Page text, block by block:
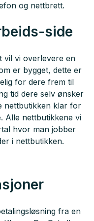
og nettbrett.
side
vil vi overlevere en
er bygget, dette er
for dere frem til
tid dere selv ønsker
nettbutikken klar for
Alle nettbutikkene vi
hvor man jobber
i nettbutikken.
fra en